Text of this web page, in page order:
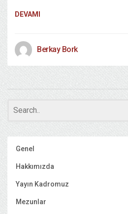
DEVAMI
Berkay Bork
Genel
Hakkımızda
Yayın Kadromuz
Mezunlar